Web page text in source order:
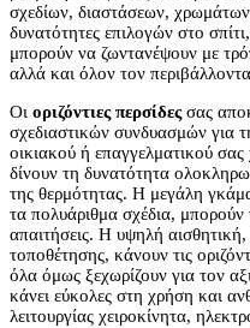
σχεδίων, διαστάσεων,
δυνατότητες επιλογών στο
μπορούν να ζωντανέψουν με
αλλά και όλον τον
Οι οριζόντιες περσίδεςσας
σχεδιαστικών συνδυασμών για
οικιακού ή επαγγελματικού
δίνουν τη δυνατότητα
της θερμότητας. Η μεγάλη
τα πολυάριθμα σχέδια, μπορούν
απαιτήσεις. Η υψηλή
τοποθέτησης, κάνουν τις
όλα όμως ξεχωρίζουν για τον
κάνει εύκολες στη χρήση και
λειτουργίας χειροκίνητα,